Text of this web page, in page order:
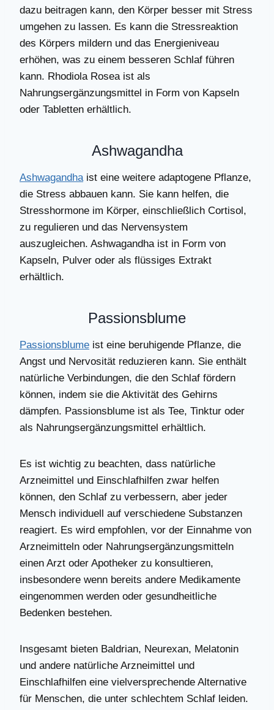
dazu beitragen kann, den Körper besser mit Stress
umgehen zu lassen. Es kann die Stressreaktion
des Körpers mildern und das Energieniveau
erhöhen, was zu einem besseren Schlaf führen
kann. Rhodiola Rosea ist als
Nahrungsergänzungsmittel in Form von Kapseln
oder Tabletten erhältlich.
Ashwagandha
Ashwagandhaist eine weitere adaptogene Pflanze,
die Stress abbauen kann. Sie kann helfen, die
Stresshormone im Körper, einschließlich Cortisol,
zu regulieren und das Nervensystem
auszugleichen. Ashwagandha ist in Form von
Kapseln, Pulver oder als flüssiges Extrakt
erhältlich.
Passionsblume
Passionsblume ist eine beruhigende Pflanze, die
Angst und Nervosität reduzieren kann. Sie enthält
natürliche Verbindungen, die den Schlaf fördern
können, indem sie die Aktivität des Gehirns
dämpfen. Passionsblume ist als Tee, Tinktur oder
als Nahrungsergänzungsmittel erhältlich.
Es ist wichtig zu beachten, dass natürliche
Arzneimittel und Einschlafhilfen zwar helfen
können, den Schlaf zu verbessern, aber jeder
Mensch individuell auf verschiedene Substanzen
reagiert. Es wird empfohlen, vor der Einnahme von
Arzneimitteln oder Nahrungsergänzungsmitteln
einen Arzt oder Apotheker zu konsultieren,
insbesondere wenn bereits andere Medikamente
eingenommen werden oder gesundheitliche
Bedenken bestehen.
Insgesamt bieten Baldrian, Neurexan, Melatonin
und andere natürliche Arzneimittel und
Einschlafhilfen eine vielversprechende Alternative
für Menschen, die unter schlechtem Schlaf leiden.